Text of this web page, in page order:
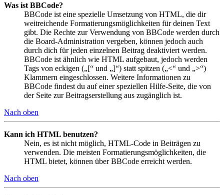
Was ist BBCode?
BBCode ist eine spezielle Umsetzung von HTML, die dir
weitreichende Formatierungsmöglichkeiten für deinen Text
gibt. Die Rechte zur Verwendung von BBCode werden durch
die Board-Administration vergeben, können jedoch auch
durch dich für jeden einzelnen Beitrag deaktiviert werden.
BBCode ist ähnlich wie HTML aufgebaut, jedoch werden
Tags von eckigen („[“ und „]“) statt spitzen („<“ und „>“)
Klammern eingeschlossen. Weitere Informationen zu
BBCode findest du auf einer speziellen Hilfe-Seite, die von
der Seite zur Beitragserstellung aus zugänglich ist.
Nach oben
Kann ich HTML benutzen?
Nein, es ist nicht möglich, HTML-Code in Beiträgen zu
verwenden. Die meisten Formatierungsmöglichkeiten, die
HTML bietet, können über BBCode erreicht werden.
Nach oben